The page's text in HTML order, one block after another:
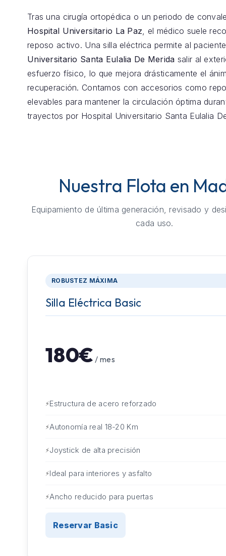
Tras una cirugía ortopédica o un periodo de
Hospital Universitario La Paz, el médico suele
reposo activo. Una silla eléctrica permite al
Universitario Santa Eulalia De Merida salir al
esfuerzo físico, lo que mejora drásticamente el
recuperación. Contamos con accesorios como
elevables para mantener la circulación óptima
trayectos por Hospital Universitario Santa Eulalia
Nuestra Flota en
Equipamiento de última generación, revisado y
cada uso.
ROBUSTEZ MÁXIMA
Silla Eléctrica Basic
180€ / mes
Estructura de acero reforzado
Autonomía real 18-20 Km
Joystick de alta precisión
Ideal para interiores y asfalto
Ancho reducido para puertas
Reservar Basic